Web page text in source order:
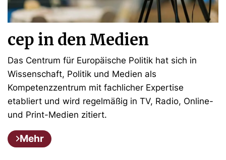
cep in den Medien
Das Centrum für Europäische Politik hat sich in
Wissenschaft, Politik und Medien als
Kompetenzzentrum mit fachlicher Expertise
etabliert und wird regelmäßig in TV, Radio, Online-
und Print-Medien zitiert.
Mehr